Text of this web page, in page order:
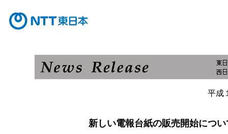
平成
新しい電報台紙の販売開始につい